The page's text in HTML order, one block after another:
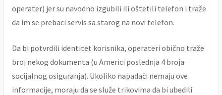
operater) jer su navodno izgubili ili oštetili telefon i traže
da im se prebaci servis sa starog na novi telefon.
Da bi potvrdili identitet korisnika, operateri obično traže
broj nekog dokumenta (u Americi poslednja 4 broja
socijalnog osiguranja). Ukoliko napadači nemaju ove
informacije, moraju da se služe trikovima da bi ubedili